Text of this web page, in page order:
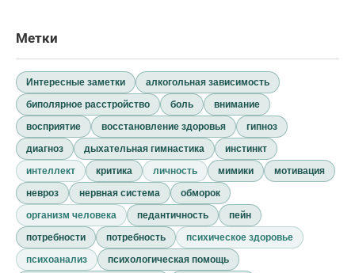
Метки
Интересные заметки
алкогольная зависимость
биполярное расстройство
боль
внимание
восприятие
восстановление здоровья
гипноз
диагноз
дыхательная гимнастика
инстинкт
интеллект
критика личность мимики
мотивация
невроз
нервная система
обморок
организм человека
педантичность
пейн
потребности
потребность
психическое здоровье
психоанализ
психологическая помощь